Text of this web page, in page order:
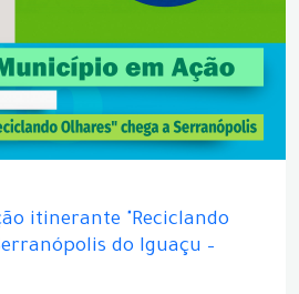
itinerante "Reciclando
do Iguaçu –